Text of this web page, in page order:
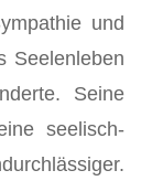
und
Seelenleben
Seine
seelisch-